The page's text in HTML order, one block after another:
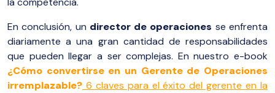
En conclusión, un director de operaciones se enfrenta
diariamente a una gran cantidad de responsabilidades
que pueden llegar a ser complejas. En nuestro e-book
¿Cómo convertirse en un Gerente de Operaciones
irremplazable? 6 claves para el éxito del gerente en la